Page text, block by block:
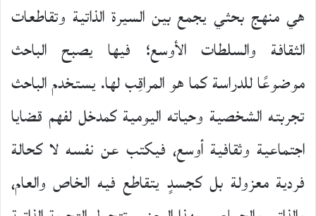
هي منهج بحثي يجمع بين السيرة الذاتية وتقاطعات
الثقافة والسلطات الأوسع؛ فيها يصبح الباحث
موضوعًا للدراسة كما هو المراقِب لها. يستخدم الباحث
تجربته الشخصية وحياته اليومية كمدخل لفهم قضايا
اجتماعية وثقافية أوسع، فيكتب عن نفسه لا كحالة
فردية معزولة بل كجسدٍ يتقاطع فيه الخاص والعام،